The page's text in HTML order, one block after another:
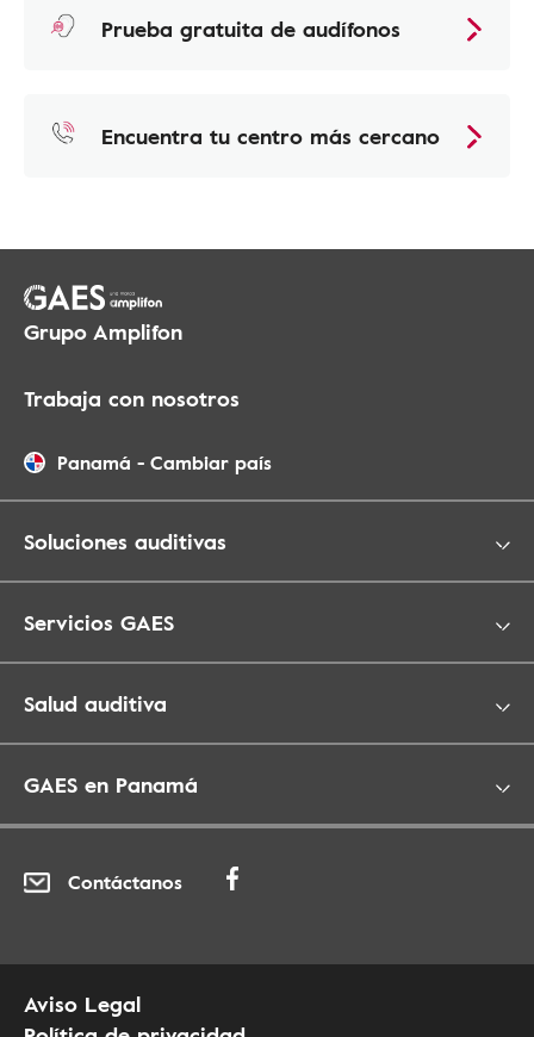
Prueba gratuita de audífonos
Encuentra tu centro más cercano
Grupo Amplifon
Trabaja con nosotros
Panamá - Cambiar país
Soluciones auditivas
Servicios GAES
Salud auditiva
GAES en Panamá
Contáctanos
Aviso Legal